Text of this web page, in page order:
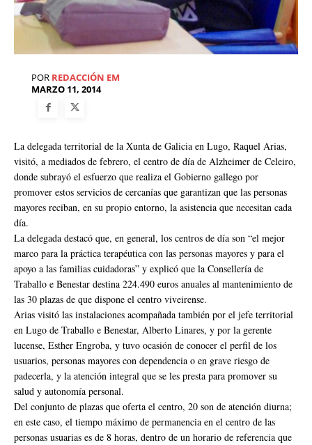
POR REDACCIÓN EM
MARZO 11, 2014
La delegada territorial de la Xunta de Galicia en Lugo, Raquel Arias,
visitó, a mediados de febrero, el centro de día de Alzheimer de Celeiro,
donde subrayó el esfuerzo que realiza el Gobierno gallego por
promover estos servicios de cercanías que garantizan que las personas
mayores reciban, en su propio entorno, la asistencia que necesitan cada
día.
La delegada destacó que, en general, los centros de día son “el mejor
marco para la práctica terapéutica con las personas mayores y para el
apoyo a las familias cuidadoras” y explicó que la Consellería de
Traballo e Benestar destina 224.490 euros anuales al mantenimiento de
las 30 plazas de que dispone el centro viveirense.
Arias visitó las instalaciones acompañada también por el jefe territorial
en Lugo de Traballo e Benestar, Alberto Linares, y por la gerente
lucense, Esther Engroba, y tuvo ocasión de conocer el perfil de los
usuarios, personas mayores con dependencia o en grave riesgo de
padecerla, y la atención integral que se les presta para promover su
salud y autonomía personal.
Del conjunto de plazas que oferta el centro, 20 son de atención diurna;
en este caso, el tiempo máximo de permanencia en el centro de las
personas usuarias es de 8 horas, dentro de un horario de referencia que